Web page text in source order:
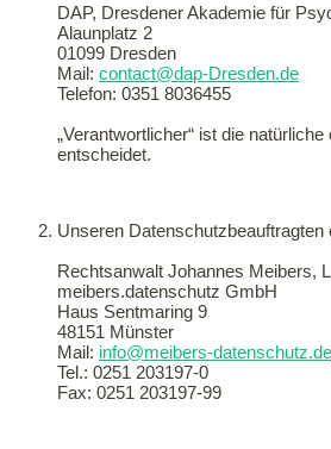
DAP, Dresdener Akademie für
Alaunplatz 2
01099 Dresden
Mail: contact@dap-Dresden.de
Telefon: 0351 8036455
„Verantwortlicher“ ist die
entscheidet.
Unseren Datenschutzbeauftragten
Rechtsanwalt Johannes Meibers,
meibers.datenschutz GmbH
Haus Sentmaring 9
48151 Münster
Mail: info@meibers-datenschutz.de
Tel.: 0251 203197-0
Fax: 0251 203197-99